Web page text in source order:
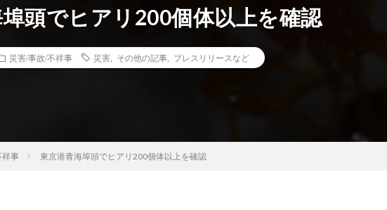
頭でヒアリ200個体以上を確認
災害/事故/不祥事 災害 その他の記事 プレスリリースなど
祥事 東京港青海埠頭でヒアリ200個体以上を確認